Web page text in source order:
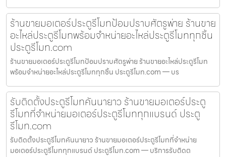
ร้านขายมอเตอร์ประตูรีโมทป้อมปราบศัตรูพ่าย ร้านขาย
อะไหล่ประตูรีโมทพร้อมจำหน่ายอะไหล่ประตูรีโมททุกชิ้น
ประตูรีโมท.com
ร้านขายมอเตอร์ประตูรีโมทป้อมปราบศัตรูพ่าย ร้านขายอะไหล่ประตูรีโมท
พร้อมจำหน่ายอะไหล่ประตูรีโมททุกชิ้น ประตูรีโมท.com — บร
รับติดตั้งประตูรีโมทคันนายาว ร้านขายมอเตอร์ประตู
รีโมทที่จำหน่ายมอเตอร์ประตูรีโมททุกแบรนด์ ประตู
รีโมท.com
รับติดตั้งประตูรีโมทคันนายาว ร้านขายมอเตอร์ประตูรีโมทที่จำหน่าย
มอเตอร์ประตูรีโมททุกแบรนด์ ประตูรีโมท.com — บริการรับติดต